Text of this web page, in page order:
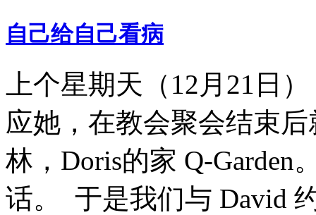
自己给自己看病
上个星期天（12月21日
应她，在教会聚会结束
林，Doris的家 Q-Garden
话。 于是我们与 David